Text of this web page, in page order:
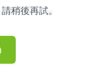
稍後再試。